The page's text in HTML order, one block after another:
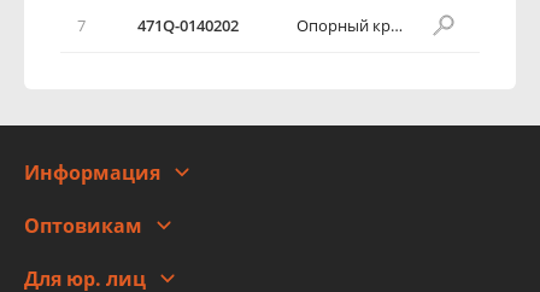
7 471Q-0140202 Опорный кронштейн кабельной шины
Информация
Адреса
Новости
Оптовикам
Для юр. лиц